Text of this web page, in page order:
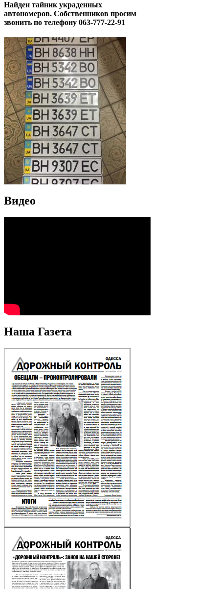
Найден тайник украденных
автономеров. Собственников просим
звонить по телефону 063-777-22-91
Видео
Наша Газета